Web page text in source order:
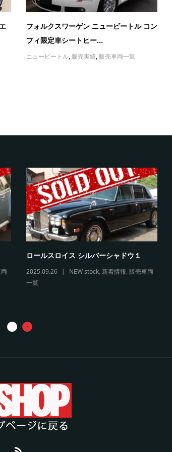
フォルクスワーゲン ニュービートル コン
フィ限定車シートヒー...
ニュービートル,販売実績,販売車両一覧
ロールスロイス シルバーシャドウ１
2025.09.26 NEW stock, 新着情報, 販売車両
一覧